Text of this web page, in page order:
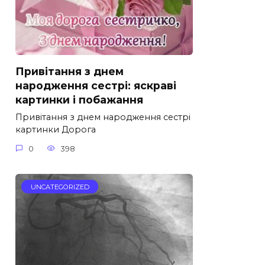
Привітання з днем
народження сестрі: яскраві
картинки і побажання
Привітання з днем народження сестрі
картинки Дорога
0 398
UNCATEGORIZED